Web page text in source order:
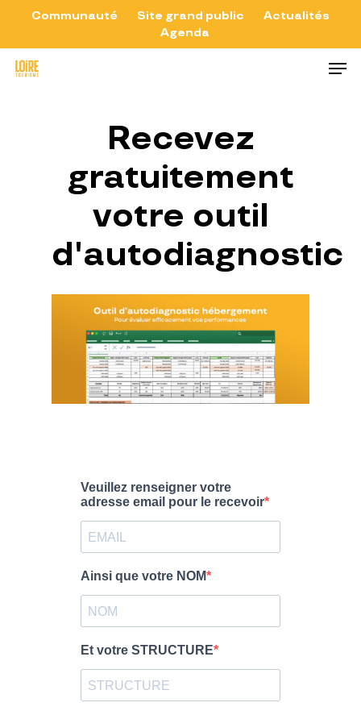
main
Communauté Site grand public
Actualités
Agenda
Recevez
gratuitement
votre outil
d'autodiagnostic
Close
Menu